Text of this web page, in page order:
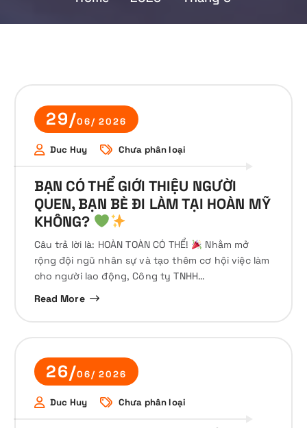
29/06/ 2026
Duc Huy Chưa phân loại
BẠN CÓ THỂ GIỚI THIỆU NGƯỜI
QUEN, BẠN BÈ ĐI LÀM TẠI HOÀN MỸ
KHÔNG?
Câu trả lời là: HOÀN TOÀN CÓ THỂ!
Nhằm mở
rộng đội ngũ nhân sự và tạo thêm cơ hội việc làm
cho người lao động, Công ty TNHH…
Read More
26/06/ 2026
Duc Huy Chưa phân loại